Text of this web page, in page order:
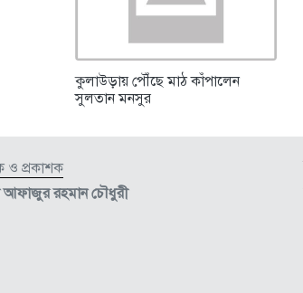
কুলাউড়ায় পৌঁছে মাঠ কাঁপালেন
সুলতান মনসুর
ও প্রকাশক
আফাজুর রহমান চৌধুরী